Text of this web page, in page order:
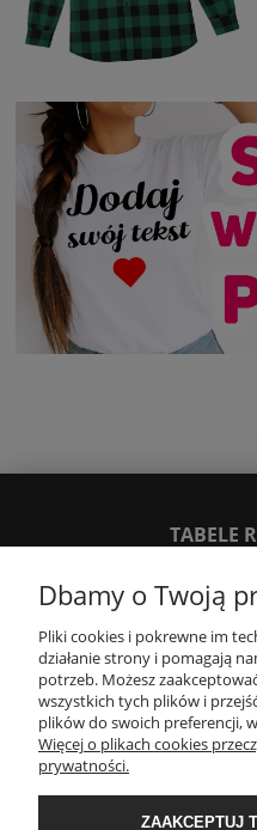
TABELE
SPOSOBY PŁATNOŚCI
WYMIANA /
Dbamy o Twoją
Pliki cookies i pokrewne im
działanie strony i pomagają
potrzeb. Możesz
wszystkich tych plików i
plików do swoich preferencji,
Więcej o plikach cookies
prywatności.
ZAAKCEPTUJ